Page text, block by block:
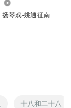
扬琴戏-姚通征南
十八和二十八